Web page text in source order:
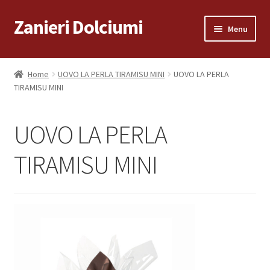
Vai
alla
Vai
al
Zanieri Dolciumi Menu
Home
Carrello
Condizioni di vendita
Home UOVO LA PERLA TIRAMISU MINI
UOVO LA PERLA
TIRAMISU MINI
UOVO LA PERLA
TIRAMISU MINI